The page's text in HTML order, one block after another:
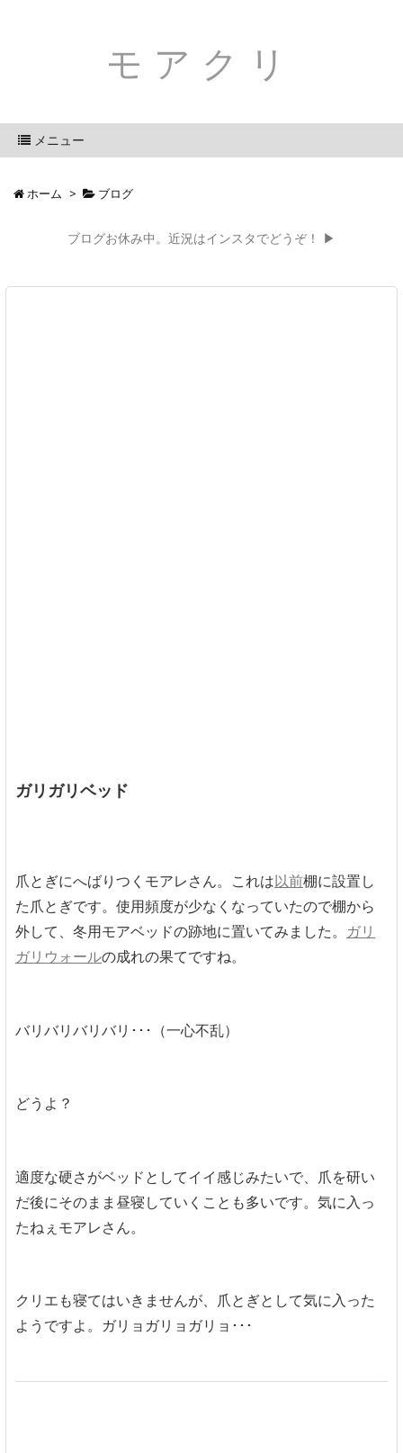
モアクリ
メニュー
ホーム > ブログ
ブログお休み中。近況はインスタでどうぞ！ ▶
ガリガリベッド
爪とぎにへばりつくモアレさん。これは以前棚に設置し
た爪とぎです。使用頻度が少なくなっていたので棚から
外して、冬用モアベッドの跡地に置いてみました。 ガリ
ガリウォールの成れの果てですね。
バリバリバリバリ･･･（一心不乱）
どうよ？
適度な硬さがベッドとしてイイ感じみたいで、爪を研い
だ後にそのまま昼寝していくことも多いです。気に入っ
たねぇモアレさん。
クリエも寝てはいきませんが、爪とぎとして気に入った
ようですよ。ガリョガリョガリョ･･･